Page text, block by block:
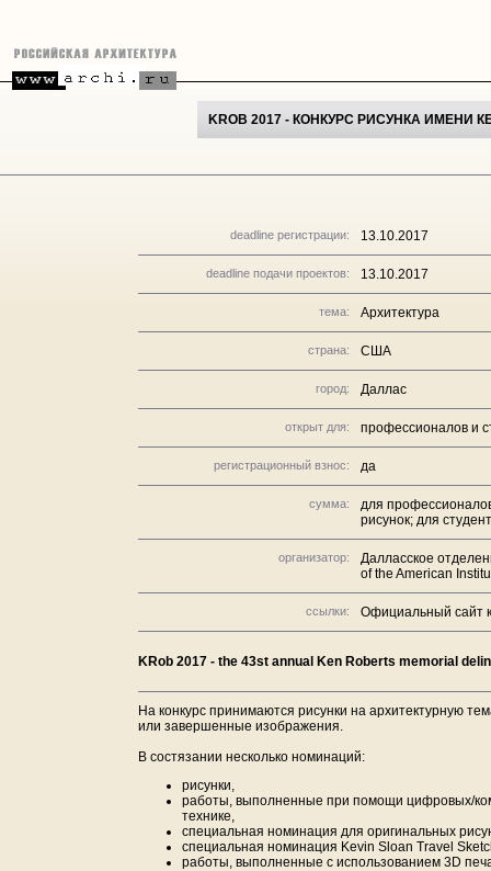
KROB 2017 - КОНКУРС РИСУНКА ИМЕНИ
deadline регистрации: 13.10.2017
deadline подачи проектов: 13.10.2017
тема: Архитектура
страна: США
город: Даллас
открыт для: профессионалов и
регистрационный взнос: да
сумма:
для
рисунок; для
организатор:
Далласское
of the American
ссылки: Официальный сайт
KRob 2017 - the 43st annual Ken Roberts memorial
На конкурс принимаются рисунки на архитектурную
или завершенные изображения.
В состязании несколько номинаций:
рисунки,
работы, выполненные при помощи цифровых/
технике,
специальная номинация для оригинальных
специальная номинация Kevin Sloan Travel
работы, выполненные с использованием 3D